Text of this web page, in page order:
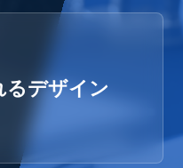
るデザイン